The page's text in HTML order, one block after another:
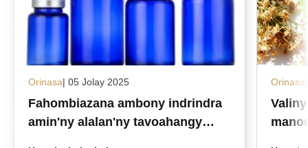
Orinasa| 05 Jolay 2025
Fahombiazana ambony indrindra
amin'ny alalan'ny tavoahangy
Orinasa